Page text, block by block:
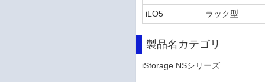
iLO5
ラック型
製品名カテゴリ
iStorage NSシリーズ